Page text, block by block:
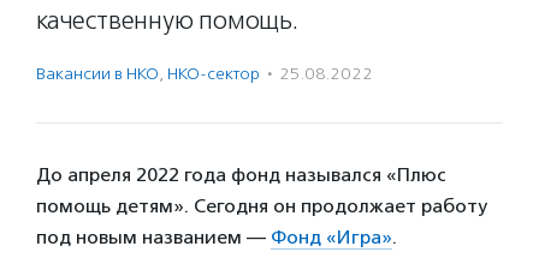
качественную помощь.
Вакансии в НКО, НКО-сектор · 25.08.2022
До апреля 2022 года фонд назывался «Плюс
помощь детям». Сегодня он продолжает работу
под новым названием — Фонд «Игра».